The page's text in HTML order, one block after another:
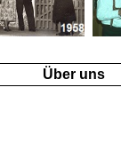
Über uns